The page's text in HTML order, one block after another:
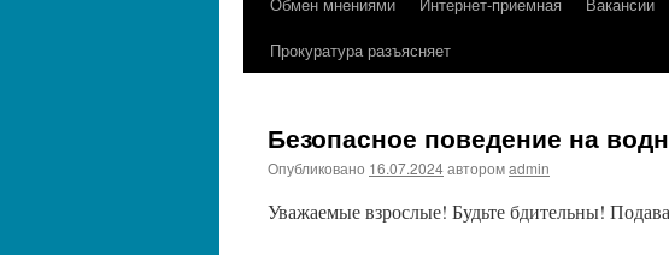
Прокуратура разъясняет
Безопасное поведение на
Опубликовано 16.07.2024авторомadmin
Уважаемые взрослые! Будьте бдительны!